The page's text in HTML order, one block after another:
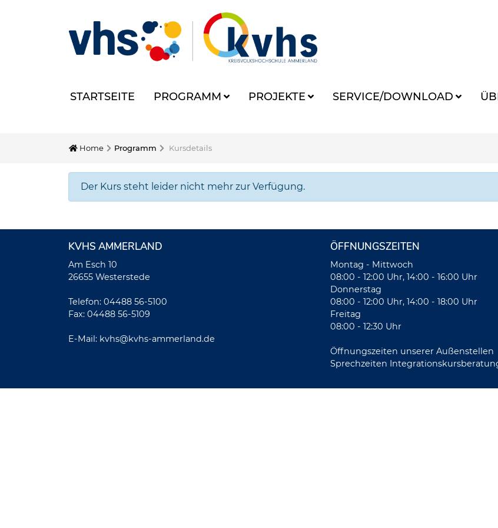
STARTSEITE PROGRAMM PROJEKTE SERVICE/DOWNLOAD
Home Programm Kursdetails
Der Kurs steht leider nicht mehr zur Verfügung.
KVHS AMMERLAND
Am Esch 10
26655 Westerstede
Telefon: 04488 56-5100
Fax: 04488 56-5109
E-Mail: kvhs@kvhs-ammerland.de
ÖFFNUNGSZEITEN
Montag - Mittwoch
08:00 - 12:00 Uhr, 14:00 - 16:00 Uhr
Donnerstag
08:00 - 12:00 Uhr, 14:00 - 18:00 Uhr
Freitag
08:00 - 12:30 Uhr
Öffnungszeiten unserer Außenstellen
Sprechzeiten